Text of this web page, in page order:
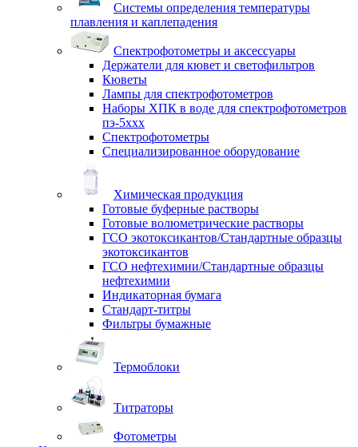
Системы определения температуры
плавления и каплепадения
Спектрофотометры и аксессуары
Держатели для кювет и светофильтров
Кюветы
Лампы для спектрофотометров
Наборы ХПК в воде для спектрофотометров
пэ-5ххх
Спектрофотометры
Специализированное оборудование
Химическая продукция
Готовые буферные растворы
Готовые волюметрические растворы
ГСО экотоксикантов/Стандартные образцы
экотоксикантов
ГСО нефтехимии/Стандартные образцы
нефтехимии
Индикаторная бумага
Стандарт-титры
Фильтры бумажные
Термоблоки
Титраторы
Фотометры